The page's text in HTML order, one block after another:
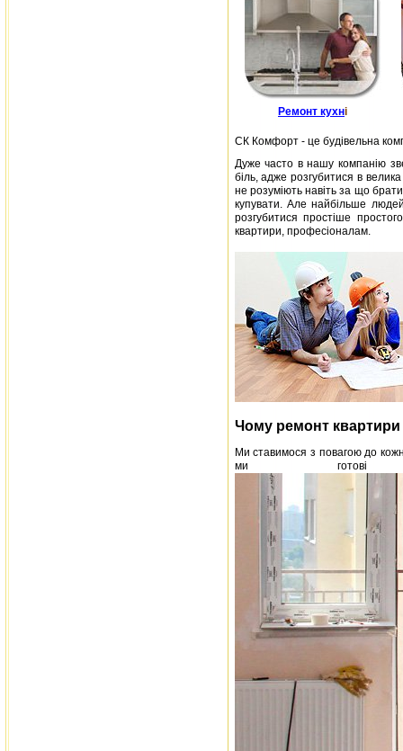
Ремонт кухні
СК Комфорт - це будівельна
Дуже часто в нашу компанію
біль, адже розгубитися в
не розуміють навіть за що
купувати. Але найбільше людей
розгубитися простіше
квартири, професіоналам.
Чому ремонт
Ми ставимося з повагою до
ми готові